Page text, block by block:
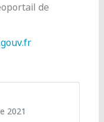
de
2021